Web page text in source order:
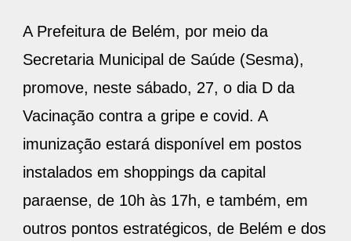
A Prefeitura de Belém, por meio da
Secretaria Municipal de Saúde (Sesma),
promove, neste sábado, 27, o dia D da
Vacinação contra a gripe e covid. A
imunização estará disponível em postos
instalados em shoppings da capital
paraense, de 10h às 17h, e também, em
outros pontos estratégicos, de Belém e dos